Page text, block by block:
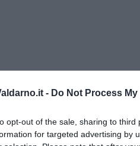
- Do Not Process
opt-out of the sale, sharing to
for targeted advertising by